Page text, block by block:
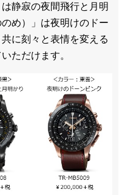
静寂の夜間飛行と月明
め）」は夜明けのドー
に刻々と表情を変える
ただけます。